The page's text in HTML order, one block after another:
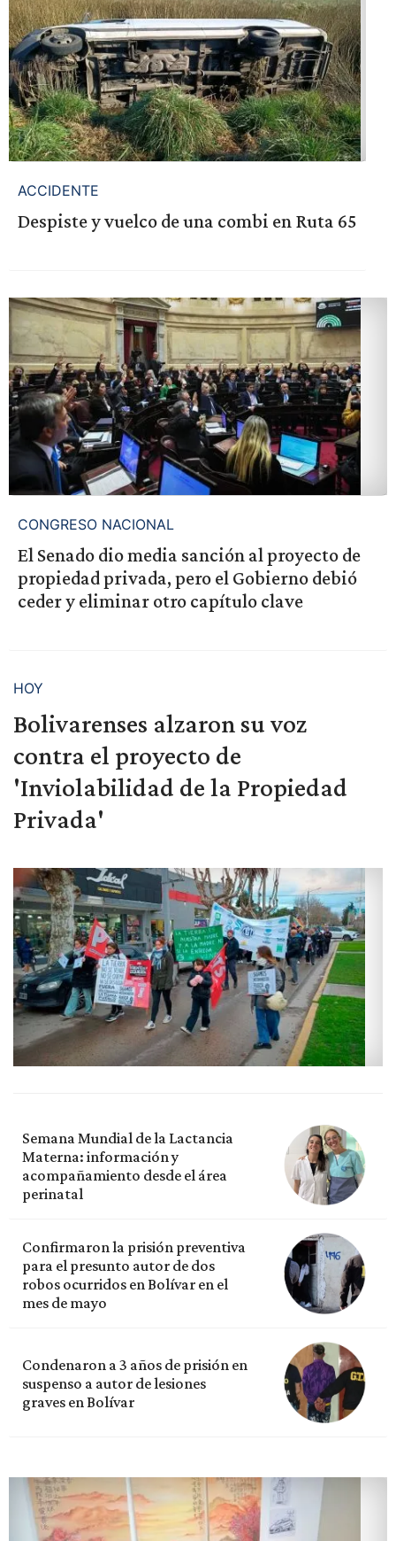
ACCIDENTE
Despiste y vuelco de una combi en Ruta 65
CONGRESO NACIONAL
El Senado dio media sanción al proyecto de
propiedad privada, pero el Gobierno debió
ceder y eliminar otro capítulo clave
HOY
Bolivarenses alzaron su voz
contra el proyecto de
'Inviolabilidad de la Propiedad
Privada'
Semana Mundial de la Lactancia
Materna: información y
acompañamiento desde el área
perinatal
Confirmaron la prisión preventiva
para el presunto autor de dos
robos ocurridos en Bolívar en el
mes de mayo
Condenaron a 3 años de prisión en
suspenso a autor de lesiones
graves en Bolívar